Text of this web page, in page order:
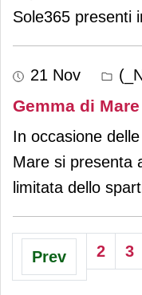
Sole365 presenti
21 Nov
Gemma di
In occasione
Mare si presenta
limitata dello
Prev 2 3